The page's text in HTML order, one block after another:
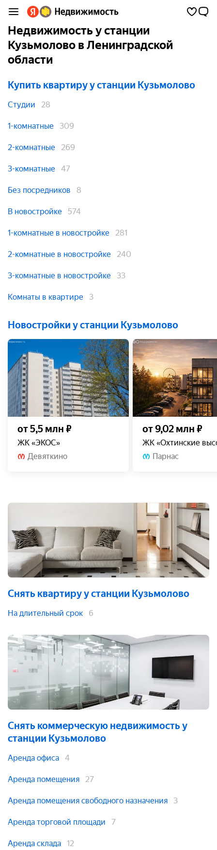
Недвижимость у станции
Кузьмолово в Ленинградской
области
Купить квартируу станции Кузьмолово
Студии 28
1-комнатные 309
2-комнатные 269
3-комнатные 47
Без посредников 8
В новостройке 574
1-комнатные в новостройке 281
2-комнатные в новостройке 240
3-комнатные в новостройке 33
Комнаты в квартире 3
Новостройки у станции Кузьмолово
от 5,5 млн ₽
ЖК «ЭКОС»
Девяткино
от 9,02 млн ₽
ЖК «Охтинские
Парнас
Снять квартируу станции Кузьмолово
На длительный срок 6
Снять коммерческую недвижимость у
станции Кузьмолово
Аренда офиса 4
Аренда помещения 27
Аренда помещения свободного назначения 3
Аренда торговой площади 7
Аренда склада 12